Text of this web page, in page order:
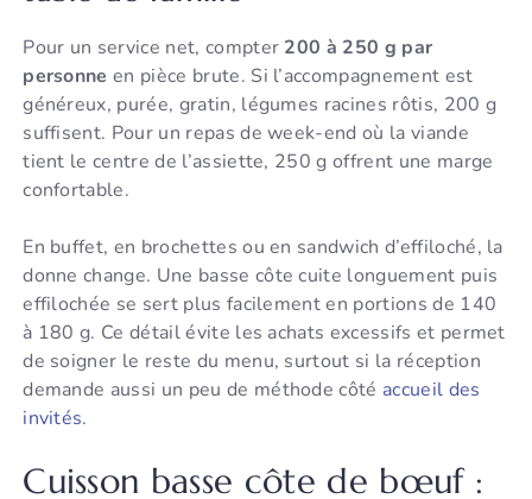
Pour un service net, compter 200 à 250 g par
personne en pièce brute. Si l’accompagnement est
généreux, purée, gratin, légumes racines rôtis, 200 g
suffisent. Pour un repas de week-end où la viande
tient le centre de l’assiette, 250 g offrent une marge
confortable.
En buffet, en brochettes ou en sandwich d’effiloché, la
donne change. Une basse côte cuite longuement puis
effilochée se sert plus facilement en portions de 140
à 180 g. Ce détail évite les achats excessifs et permet
de soigner le reste du menu, surtout si la réception
demande aussi un peu de méthode côté accueil des
invités.
Cuisson basse côte de bœuf :